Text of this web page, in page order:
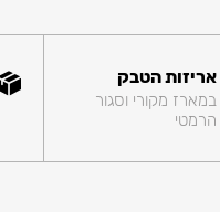
אריזות הטבק
במארז מקורי וסגור
הרמטי